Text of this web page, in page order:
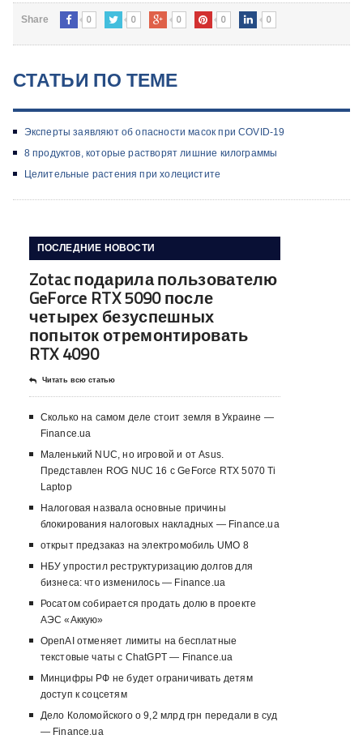
Share 0 0 0 0 0
СТАТЬИ ПО ТЕМЕ
Эксперты заявляют об опасности масок при COVID-19
8 продуктов, которые растворят лишние килограммы
Целительные растения при холецистите
ПОСЛЕДНИЕ НОВОСТИ
Zotac подарила пользователю
GeForce RTX 5090 после
четырех безуспешных
попыток отремонтировать
RTX 4090
Читать всю статью
Сколько на самом деле стоит земля в Украине —
Finance.ua
Маленький NUC, но игровой и от Asus.
Представлен ROG NUC 16 с GeForce RTX 5070 Ti
Laptop
Налоговая назвала основные причины
блокирования налоговых накладных — Finance.ua
открыт предзаказ на электромобиль UMO 8
НБУ упростил реструктуризацию долгов для
бизнеса: что изменилось — Finance.ua
Росатом собирается продать долю в проекте
АЭС «Аккую»
OpenAI отменяет лимиты на бесплатные
текстовые чаты с ChatGPT — Finance.ua
Минцифры РФ не будет ограничивать детям
доступ к соцсетям
Дело Коломойского о 9,2 млрд грн передали в суд
— Finance.ua